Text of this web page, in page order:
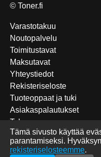
© Toner.fi
Varastotakuu
Noutopalvelu
Toimitustavat
Maksutavat
Yhteystiedot
Rekisteriseloste
Tuoteoppaat ja tuki
Asiakaspalautukset
Takuu
Edulliset Katun-tuotteet
Tulostettavat sudokut
Tämä sivusto käyttää
parantamiseksi.
rekisteriselosteemme.